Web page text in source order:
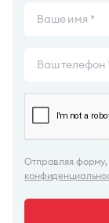
Отправляя